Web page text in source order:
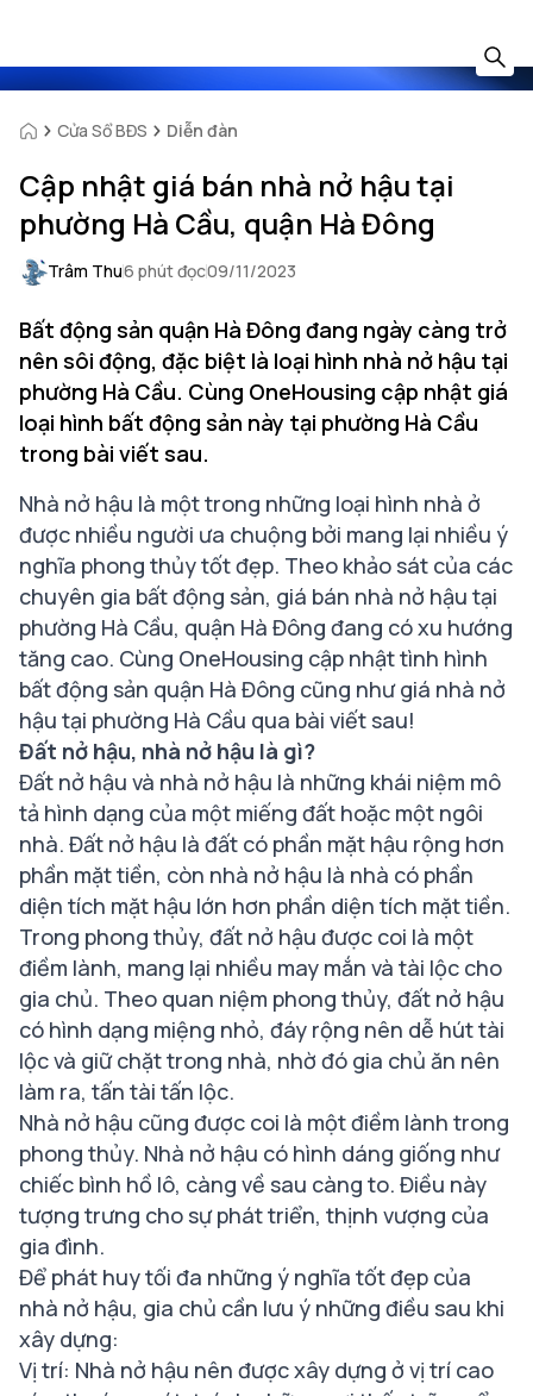
Cửa Sổ BĐS Diễn đàn
Cập nhật giá bán nhà nở hậu tại
phường Hà Cầu, quận Hà Đông
Trâm Thu6 phút đọc09/11/2023
Bất động sản quận Hà Đông đang ngày càng trở
nên sôi động, đặc biệt là loại hình nhà nở hậu tại
phường Hà Cầu. Cùng OneHousing cập nhật giá
loại hình bất động sản này tại phường Hà Cầu
trong bài viết sau.
Nhà nở hậu là một trong những loại hình nhà ở
được nhiều người ưa chuộng bởi mang lại nhiều ý
nghĩa phong thủy tốt đẹp. Theo khảo sát của các
chuyên gia bất động sản, giá bán nhà nở hậu tại
phường Hà Cầu, quận Hà Đông đang có xu hướng
tăng cao. Cùng OneHousing cập nhật tình hình
bất động sản quận Hà Đông cũng như giá nhà nở
hậu tại phường Hà Cầu qua bài viết sau!
Đất nở hậu, nhà nở hậu là gì?
Đất nở hậu và nhà nở hậu là những khái niệm mô
tả hình dạng của một miếng đất hoặc một ngôi
nhà. Đất nở hậu là đất có phần mặt hậu rộng hơn
phần mặt tiền, còn nhà nở hậu là nhà có phần
diện tích mặt hậu lớn hơn phần diện tích mặt tiền.
Trong phong thủy, đất nở hậu được coi là một
điềm lành, mang lại nhiều may mắn và tài lộc cho
gia chủ. Theo quan niệm phong thủy, đất nở hậu
có hình dạng miệng nhỏ, đáy rộng nên dễ hút tài
lộc và giữ chặt trong nhà, nhờ đó gia chủ ăn nên
làm ra, tấn tài tấn lộc.
Nhà nở hậu cũng được coi là một điềm lành trong
phong thủy. Nhà nở hậu có hình dáng giống như
chiếc bình hồ lô, càng về sau càng to. Điều này
tượng trưng cho sự phát triển, thịnh vượng của
gia đình.
Để phát huy tối đa những ý nghĩa tốt đẹp của
nhà nở hậu, gia chủ cần lưu ý những điều sau khi
xây dựng:
Vị trí: Nhà nở hậu nên được xây dựng ở vị trí cao